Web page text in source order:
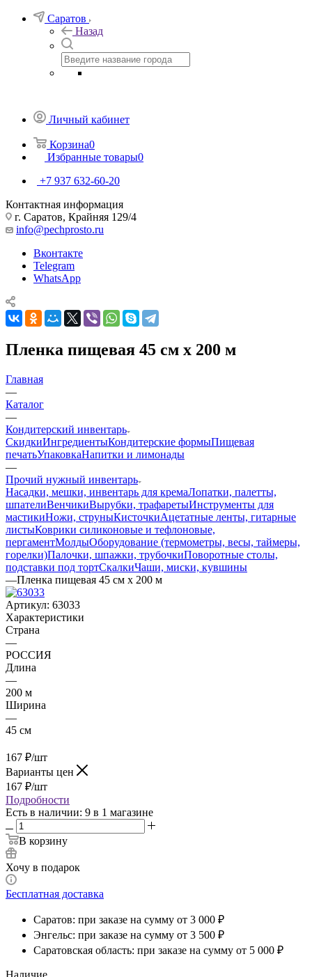
Саратов
Назад
Личный кабинет
Корзина0
Избранные товары0
+7 937 632-60-20
Контактная информация
г. Саратов, Крайняя 129/4
info@pechprosto.ru
Вконтакте
Telegram
WhatsApp
Пленка пищевая 45 см х 200 м
Главная
—
Каталог
—
Кондитерский инвентарь
СкидкиИнгредиентыКондитерские формыПищевая
печатьУпаковкаНапитки и лимонады
—
Прочий нужный инвентарь
Насадки, мешки, инвентарь для кремаЛопатки, палетты,
шпателиВенчикиВырубки, трафаретыИнструменты для
мастикиНожи, струныКисточкиАцетатные ленты, гитарные
листыКоврики силиконовые и тефлоновые,
пергаментМолдыОборудование (термометры, весы, таймеры,
горелки)Палочки, шпажки, трубочкиПоворотные столы,
подставки под тортСкалкиЧаши, миски, кувшины
—Пленка пищевая 45 см х 200 м
Артикул: 63033
Характеристики
Страна
—
РОССИЯ
Длина
—
200 м
Ширина
—
45 см
167 ₽/шт
Варианты цен
167 ₽/шт
Подробности
Есть в наличии: 9 в 1 магазине
В корзину
Хочу в подарок
Бесплатная доставка
Саратов: при заказе на сумму от 3 000 ₽
Энгельс: при заказе на сумму от 3 500 ₽
Саратовская область: при заказе на сумму от 5 000 ₽
Наличие